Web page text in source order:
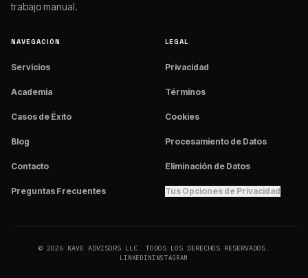
trabajo manual.
NAVEGACIÓN
Servicios
Academia
Casos de Éxito
Blog
Contacto
Preguntas Frecuentes
LEGAL
Privacidad
Términos
Cookies
Procesamiento de Datos
Eliminación de Datos
Tus Opciones de Privacidad
© 2026 KAVE ADVISORS LLC. TODOS LOS DERECHOS RESERVADOS.
LINKEDININSTAGRAM